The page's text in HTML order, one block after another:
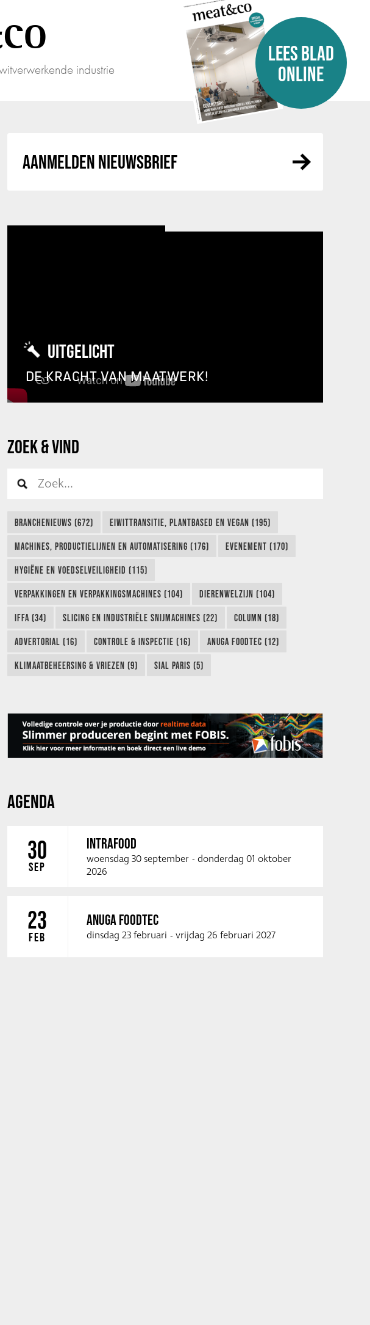
industrie
LEES BLAD
ONLINE
AANMELDEN NIEUWSBRIEF
UITGELICHT
DE KRACHT VAN MAATWERK!
ZOEK & VIND
BRANCHENIEUWS (672) EIWITTRANSITIE, PLANTBASED EN VEGAN (195)
MACHINES, PRODUCTIELIJNEN EN AUTOMATISERING (176) EVENEMENT (170)
HYGIËNE EN VOEDSELVEILIGHEID (115)
VERPAKKINGEN EN VERPAKKINGSMACHINES (104) DIERENWELZIJN (104)
IFFA (34) SLICING EN INDUSTRIËLE SNIJMACHINES (22) COLUMN (18)
ADVERTORIAL (16) CONTROLE & INSPECTIE (16) ANUGA FOODTEC (12)
KLIMAATBEHEERSING & VRIEZEN (9) SIAL PARIS (5)
AGENDA
30
SEP
INTRAFOOD
woensdag 30 september - donderdag 01 oktober
2026
23
FEB
ANUGA FOODTEC
dinsdag 23 februari - vrijdag 26 februari 2027